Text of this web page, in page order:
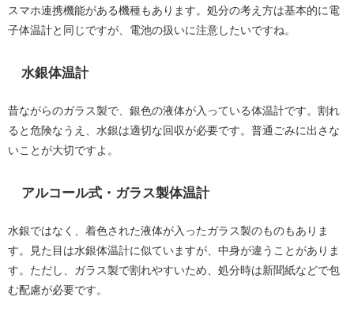
スマホ連携機能がある機種もあります。処分の考え方は基本的に電
子体温計と同じですが、電池の扱いに注意したいですね。
水銀体温計
昔ながらのガラス製で、銀色の液体が入っている体温計です。割れ
ると危険なうえ、水銀は適切な回収が必要です。普通ごみに出さな
いことが大切ですよ。
アルコール式・ガラス製体温計
水銀ではなく、着色された液体が入ったガラス製のものもありま
す。見た目は水銀体温計に似ていますが、中身が違うことがありま
す。ただし、ガラス製で割れやすいため、処分時は新聞紙などで包
む配慮が必要です。